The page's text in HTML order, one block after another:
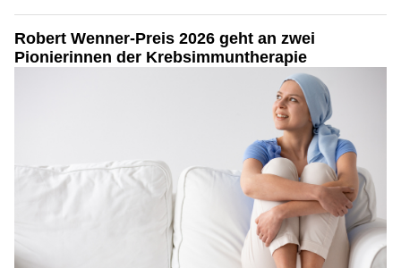
Robert Wenner-Preis 2026 geht an zwei
Pionierinnen der Krebsimmuntherapie